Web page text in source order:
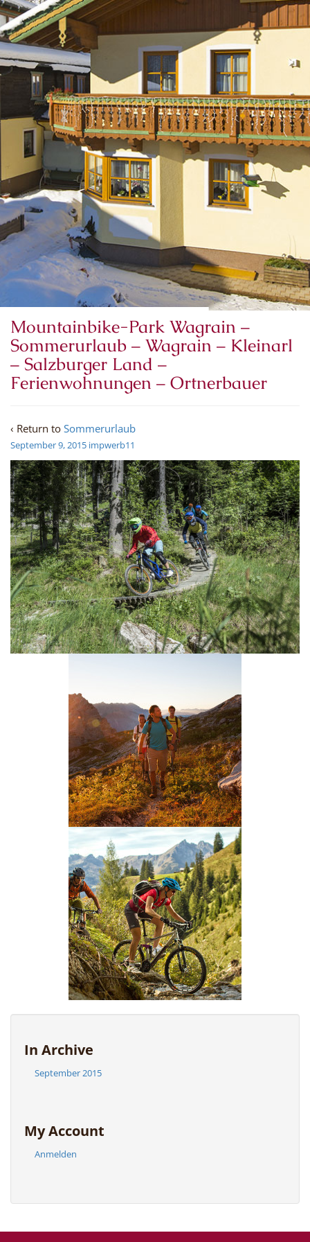
Mountainbike-Park Wagrain –
Sommerurlaub – Wagrain – Kleinarl
– Salzburger Land –
Ferienwohnungen – Ortnerbauer
‹ Return to Sommerurlaub
September 9, 2015 impwerb11
In Archive
September 2015
My Account
Anmelden